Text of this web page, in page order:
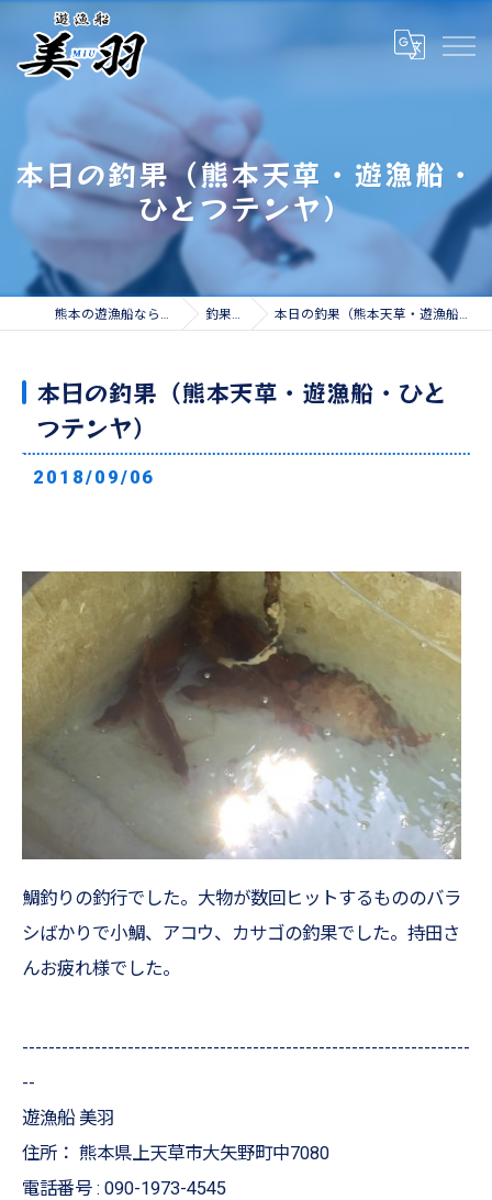
本日の釣果（熊本天草・遊漁船・
ひとつテンヤ）
熊本の遊漁船なら遊漁船 美羽 釣果情報 本日の釣果（熊本天草・遊漁船・ひとつテンヤ）
本日の釣果（熊本天草・遊漁船・ひと
つテンヤ）
2018/09/06
鯛釣りの釣行でした。大物が数回ヒットするもののバラ
シばかりで小鯛、アコウ、カサゴの釣果でした。持田さ
んお疲れ様でした。
--------------------------------------------------------------------
--
遊漁船 美羽
住所： 熊本県上天草市大矢野町中7080
電話番号 : 090-1973-4545